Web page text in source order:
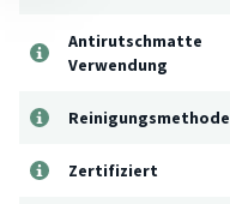
Antirutschmatte
Verwendung
Reinigungsmethode
Zertifiziert